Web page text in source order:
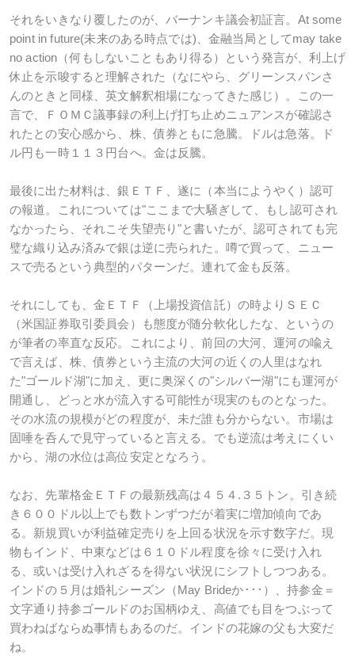
それをいきなり覆したのが、バーナンキ議会初証言。At some
point in future(未来のある時点では)、金融当局としてmay take
no action（何もしないこともあり得る）という発言が、利上げ
休止を示唆すると理解された（なにやら、グリーンスパンさ
んのときと同様、英文解釈相場になってきた感じ）。この一
言で、ＦＯＭＣ議事録の利上げ打ち止めニュアンスが確認さ
れたとの安心感から、株、債券ともに急騰。ドルは急落。ド
ル円も一時１１３円台へ。金は反騰。
最後に出た材料は、銀ＥＴＦ、遂に（本当にようやく）認可
の報道。これについては"ここまで大騒ぎして、もし認可され
なかったら、それこそ失望売り"と書いたが、認可されても完
璧な織り込み済みで銀は逆に売られた。噂で買って、ニュー
スで売るという典型的パターンだ。連れて金も反落。
それにしても、金ＥＴＦ（上場投資信託）の時よりＳＥＣ
（米国証券取引委員会）も態度が随分軟化したな、というの
が筆者の率直な反応。これにより、前回の大河、運河の喩え
で言えば、株、債券という主流の大河の近くの人里はなれ
た"ゴールド湖"に加え、更に奥深くの"シルバー湖"にも運河が
開通し、どっと水が流入する可能性が現実のものとなった。
その水流の規模がどの程度が、未だ誰も分からない。市場は
固唾を呑んで見守っていると言える。でも逆流は考えにくい
から、湖の水位は高位安定となろう。
なお、先輩格金ＥＴＦの最新残高は４５４.３５トン。引き続
き６００ドル以上でも数トンずつだが着実に増加傾向であ
る。新規買いが利益確定売りを上回る状況を示す数字だ。現
物もインド、中東などは６１０ドル程度を徐々に受け入れ
る、或いは受け入れざるを得ない状況にシフトしつつある。
インドの５月は婚礼シーズン（May Brideか･･･）、持参金＝
文字通り持参ゴールドのお国柄ゆえ、高値でも目をつぶって
買わねばならぬ事情もあるのだ。インドの花嫁の父も大変だ
ね。